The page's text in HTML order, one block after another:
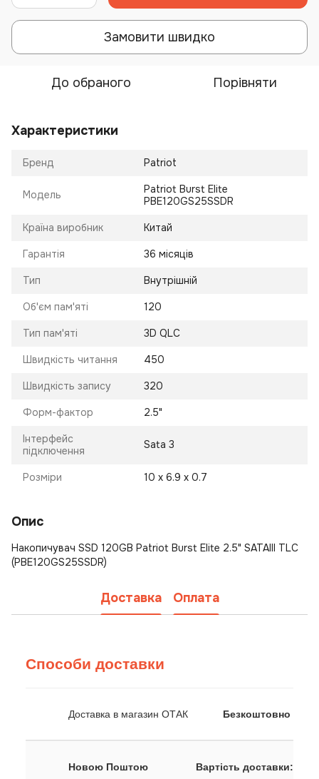
Замовити швидко
До обраного Порівняти
Характеристики
Бренд Patriot
Модель
Patriot Burst Elite
PBE120GS25SSDR
Країна виробник Китай
Гарантія 36 місяців
Тип Внутрішній
Об'єм пам'яті 120
Тип пам'яті 3D QLC
Швидкість читання 450
Швидкість запису 320
Форм-фактор 2.5"
Інтерфейс
підключення
Sata 3
Розміри 10 х 6.9 х 0.7
Опис
Накопичувач SSD 120GB Patriot Burst Elite 2.5" SATAIII TLC
(PBE120GS25SSDR)
Доставка Оплата
Способи доставки
Доставка в магазин ОТАК Безкоштовно
Новою Поштою Вартість доставки: